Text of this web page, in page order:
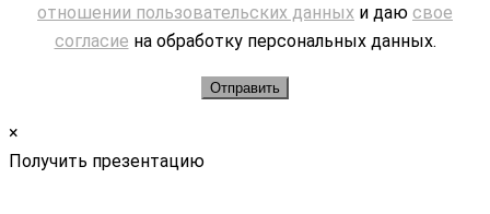
отношении пользовательских данных и даю свое
согласие на обработку персональных данных.
×
Получить презентацию